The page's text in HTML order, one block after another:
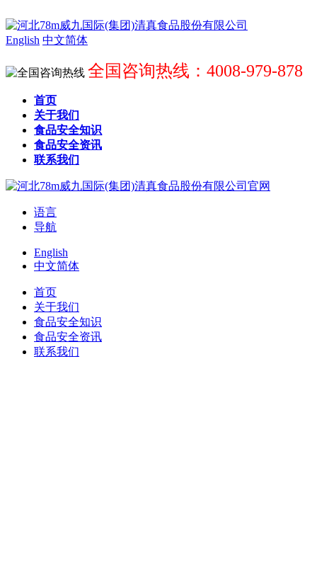
English 中文简体
全国咨询热线：4008-979-878
首页
关于我们
食品安全知识
食品安全资讯
联系我们
语言
导航
English
中文简体
首页
关于我们
食品安全知识
食品安全资讯
联系我们